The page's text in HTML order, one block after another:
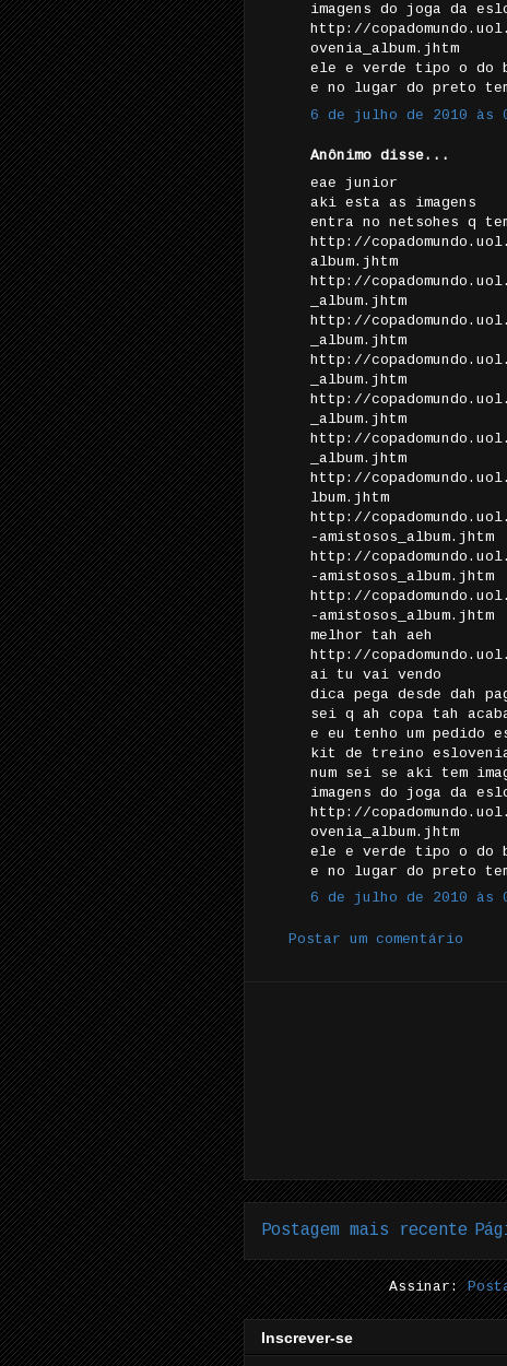
imagens do joga da
http://
ovenia_album.jhtm
ele e verde tipo o do
e no lugar do preto
6 de julho de 2010 às
Anônimo disse...
eae junior
aki esta as imagens
entra no netsohes q
http://
album.jhtm
http://
_album.jhtm
http://
_album.jhtm
http://
_album.jhtm
http://
_album.jhtm
http://
_album.jhtm
http://
lbum.jhtm
http://
-amistosos_album.jhtm
http://
-amistosos_album.jhtm
http://
-amistosos_album.jhtm
melhor tah aeh
http://
ai tu vai vendo
dica pega desde dah
sei q ah copa tah
e eu tenho um pedido
kit de treino
num sei se aki tem
imagens do joga da
http://
ovenia_album.jhtm
ele e verde tipo o do
e no lugar do preto
6 de julho de 2010 às
Postar um comentário
Postagem mais recente
Assinar:
Inscrever-se